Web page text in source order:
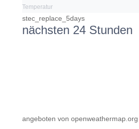
Temperatur
stec_replace_5days
nächsten 24 Stunden
angeboten von openweathermap.org